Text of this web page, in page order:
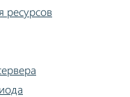
ресурсов